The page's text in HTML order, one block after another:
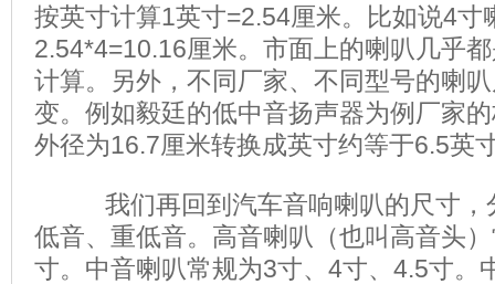
按英寸计算1英寸=2.54厘米。比如说4寸
2.54*4=10.16厘米。市面上的喇叭几乎
计算。另外， 不同厂家、不同型号的喇
变。例如毅廷的低中音扬声器为例厂家
外径为16.7厘米转换成英寸约等于6.5英
我们再回到汽车音响喇叭的尺寸，
低音、重低音。高音喇叭（也叫高音头
寸。中音喇叭常规为3寸、4寸、4.5寸。